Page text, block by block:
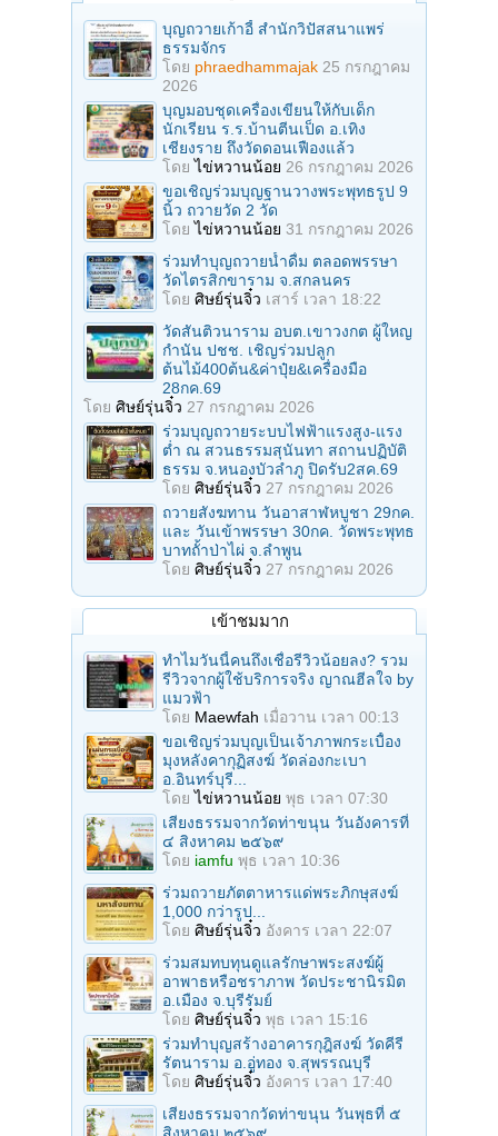
บุญถวายเก้าอี้ สำนักวิปัสสนาแพร่
ธรรมจักร
โดย phraedhammajak 25 กรกฎาคม
2026
บุญมอบชุดเครื่องเขียนให้กับเด็ก
นักเรียน ร.ร.บ้านตีนเป็ด อ.เทิง
เชียงราย ถึงวัดดอนเฟืองแล้ว
โดยไข่หวานน้อย 26 กรกฎาคม 2026
ขอเชิญร่วมบุญฐานวางพระพุทธรูป 9
นิ้ว ถวายวัด 2 วัด
โดยไข่หวานน้อย 31 กรกฎาคม 2026
ร่วมทําบุญถวายน้ำดื่ม ตลอดพรรษา
วัดไตรสิกขาราม จ.สกลนคร
โดย ศิษย์รุ่นจิ๋ว เสาร์ เวลา 18:22
วัดสันติวนาราม อบต.เขาวงกต ผู้ใหญ
กํานัน ปชช. เชิญร่วมปลูก
ต้นไม้400ต้น&ค่าปุ๋ย&เครื่องมือ
28กค.69
โดย ศิษย์รุ่นจิ๋ว 27 กรกฎาคม 2026
ร่วมบุญถวายระบบไฟฟ้าแรงสูง-แรง
ต่ำ ณ สวนธรรมสุนันทา สถานปฏิบัติ
ธรรม จ.หนองบัวลำภู ปิดรับ2สค.69
โดย ศิษย์รุ่นจิ๋ว 27 กรกฎาคม 2026
ถวายสังฆทาน วันอาสาฬหบูชา 29กค.
และ วันเข้าพรรษา 30กค. วัดพระพุทธ
บาทถั้าป่าไผ่ จ.ลําพูน
โดย ศิษย์รุ่นจิ๋ว 27 กรกฎาคม 2026
เข้าชมมาก
ทำไมวันนี้คนถึงเชื่อรีวิวน้อยลง? รวม
รีวิวจากผู้ใช้บริการจริง ญาณฮีลใจ by
แมวฟ้า
โดย Maewfah เมื่อวาน เวลา 00:13
ขอเชิญร่วมบุญเป็นเจ้าภาพกระเบื้อง
มุงหลังคากุฏิสงฆ์ วัดล่องกะเบา
อ.อินทร์บุรี...
โดยไข่หวานน้อย พุธ เวลา 07:30
เสียงธรรมจากวัดท่าขนุน วันอังคารที่
๔ สิงหาคม ๒๕๖๙
โดย iamfu พุธ เวลา 10:36
ร่วมถวายภัตตาหารแด่พระภิกษุสงฆ์
1,000 กว่ารูป...
โดย ศิษย์รุ่นจิ๋ว อังคาร เวลา 22:07
ร่วมสมทบทุนดูแลรักษาพระสงฆ์ผู้
อาพาธหรือชราภาพ วัดประชานิรมิต
อ.เมือง จ.บุรีรัมย์
โดย ศิษย์รุ่นจิ๋ว พุธ เวลา 15:16
ร่วมทำบุญสร้างอาคารกุฎิสงฆ์ วัดคีรี
รัตนาราม อ.อู่ทอง จ.สุพรรณบุรี
โดย ศิษย์รุ่นจิ๋ว อังคาร เวลา 17:40
เสียงธรรมจากวัดท่าขนุน วันพุธที่ ๕
สิงหาคม ๒๕๖๙